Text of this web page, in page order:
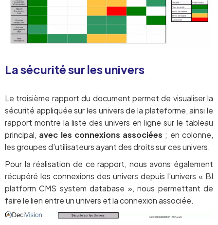
La sécurité sur les univers
Le troisième rapport du document permet de visualiser la
sécurité appliquée sur les univers de la plateforme, ainsi le
rapport montre la liste des univers en ligne sur le tableau
principal, avec les connexions associées ; en colonne,
les groupes d’utilisateurs ayant des droits sur ces univers.
Pour la réalisation de ce rapport, nous avons également
récupéré les connexions des univers depuis l’univers « BI
platform CMS system database », nous permettant de
faire le lien entre un univers et la connexion associée.